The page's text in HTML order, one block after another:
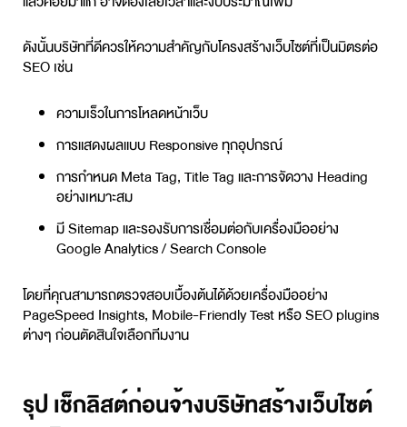
ดังนั้นบริษัทที่ดีควรให้ความสำคัญกับโครงสร้างเว็บไซต์ที่เป็นมิตรต่อ
SEO เช่น
ความเร็วในการโหลดหน้าเว็บ
การแสดงผลแบบ Responsive ทุกอุปกรณ์
การกำหนด Meta Tag, Title Tag และการจัดวาง Heading
อย่างเหมาะสม
มี Sitemap และรองรับการเชื่อมต่อกับเครื่องมืออย่าง
Google Analytics / Search Console
โดยที่คุณสามารถตรวจสอบเบื้องต้นได้ด้วยเครื่องมืออย่าง
PageSpeed Insights, Mobile-Friendly Test หรือ SEO plugins
ต่างๆ ก่อนตัดสินใจเลือกทีมงาน
รุป เช็กลิสต์ก่อนจ้างบริษัทสร้างเว็บไซต์